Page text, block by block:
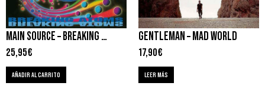
MAIN SOURCE – BREAKING ATOMS
25,95€
AÑADIR AL CARRITO
GENTLEMAN – MAD WORLD
17,90€
LEER MÁS